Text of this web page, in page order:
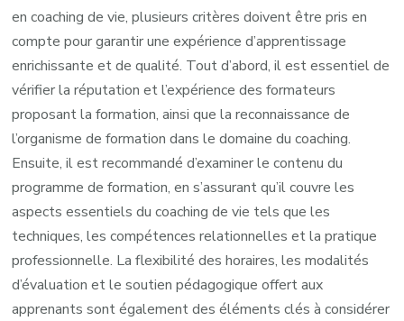
en coaching de vie, plusieurs critères doivent être pris en
compte pour garantir une expérience d’apprentissage
enrichissante et de qualité. Tout d’abord, il est essentiel de
vérifier la réputation et l’expérience des formateurs
proposant la formation, ainsi que la reconnaissance de
l’organisme de formation dans le domaine du coaching.
Ensuite, il est recommandé d’examiner le contenu du
programme de formation, en s’assurant qu’il couvre les
aspects essentiels du coaching de vie tels que les
techniques, les compétences relationnelles et la pratique
professionnelle. La flexibilité des horaires, les modalités
d’évaluation et le soutien pédagogique offert aux
apprenants sont également des éléments clés à considérer